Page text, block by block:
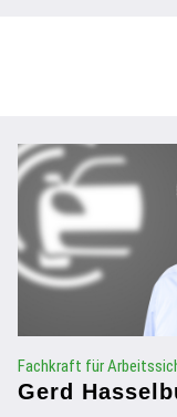
Fachkraft für
Gerd